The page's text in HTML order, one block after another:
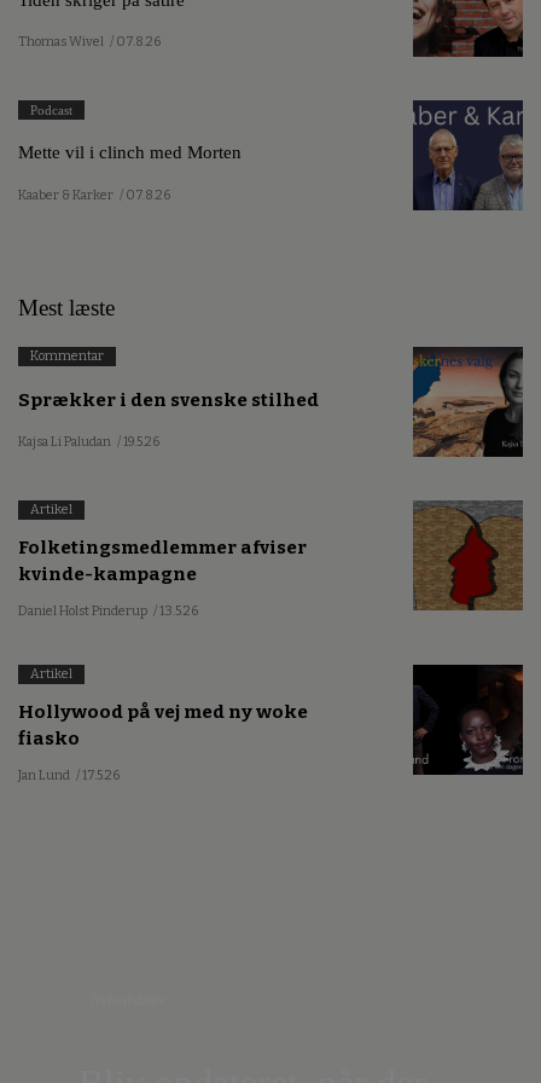
Thomas Wivel / 07.8.26
Podcast
Mette vil i clinch med Morten
Kaaber & Karker / 07.8.26
Mest læste
Kommentar
Sprækker i den svenske stilhed
Kajsa Li Paludan / 19.5.26
Artikel
Folketingsmedlemmer afviser
kvinde-kampagne
Daniel Holst Pinderup / 13.5.26
Artikel
Hollywood på vej med ny woke
fiasko
Jan Lund / 17.5.26